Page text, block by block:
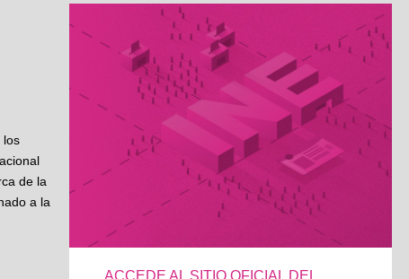
los
de la
a la
ACCEDE AL SITIO OFICIAL DEL